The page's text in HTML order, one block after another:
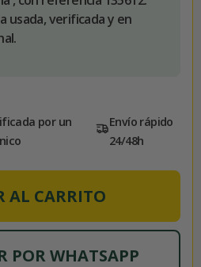
usada, verificada y en
por un
Envío rápido
24/48h
AL CARRITO
POR WHATSAPP